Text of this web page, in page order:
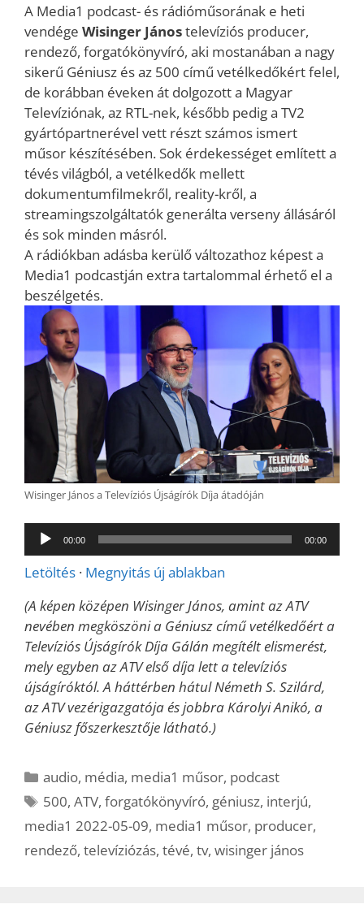
A Media1 podcast- és rádióműsorának e heti
vendége Wisinger Jánostelevíziós producer,
rendező, forgatókönyvíró, aki mostanában a nagy
sikerű Géniusz és az 500 című vetélkedőkért felel,
de korábban éveken át dolgozott a Magyar
Televíziónak, az RTL-nek, később pedig a TV2
gyártópartnerével vett részt számos ismert
műsor készítésében. Sok érdekességet említett a
tévés világból, a vetélkedők mellett
dokumentumfilmekről, reality-kről, a
streamingszolgáltatók generálta verseny állásáról
és sok minden másról.
A rádiókban adásba kerülő változathoz képest a
Media1 podcastján extra tartalommal érhető el a
beszélgetés.
Wisinger János a Televíziós Újságírók Díja átadóján
Audió
lejátszó
00:00 00:00
Letöltés · Megnyitás új ablakban
(A képen középen Wisinger János, amint az ATV
nevében megköszöni a Géniusz című vetélkedőért a
Televíziós Újságírók Díja Gálán megítélt elismerést,
mely egyben az ATV első díja lett a televíziós
újságíróktól. A háttérben hátul Németh S. Szilárd,
az ATV vezérigazgatója és jobbra Károlyi Anikó, a
Géniusz főszerkesztője látható.)
Kategória
audio, média, media1 műsor, podcast
Címkék
500,ATV,forgatókönyvíró, géniusz, interjú,
media1 2022-05-09, media1 műsor, producer,
rendező, televíziózás, tévé, tv, wisinger jános